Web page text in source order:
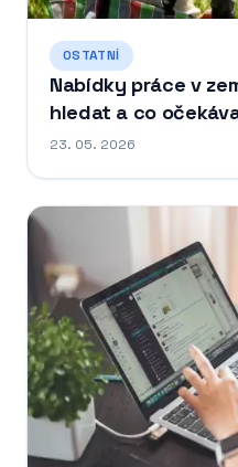
OSTATNÍ
Nabídky práce v
hledat a co
23. 05. 2026